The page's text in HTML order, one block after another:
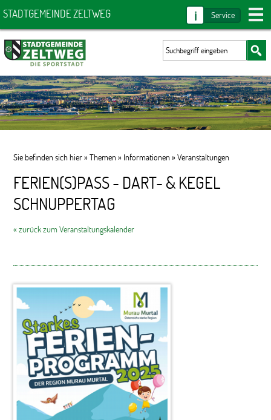
STADTGEMEINDE ZELTWEG i Service
Sie befinden sich hier »Themen» Informationen»Veranstaltungen
FERIEN(S)PASS - DART- & KEGEL
SCHNUPPERTAG
« zurück zum Veranstaltungskalender